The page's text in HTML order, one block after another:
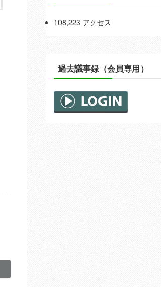
108,223 アクセス
過去議事録（会員専用）